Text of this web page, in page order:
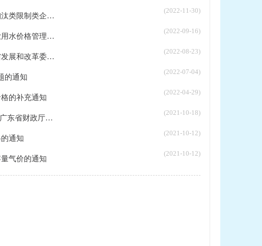
类企业高额...
(2022-11-30)
管理的指导...
(2022-09-16)
改革委 广东...
(2022-08-23)
的通知
(2022-07-04)
的补充通知
(2022-04-29)
省财政厅关...
(2021-10-18)
通知
(2021-10-12)
气价的通知
(2021-10-12)